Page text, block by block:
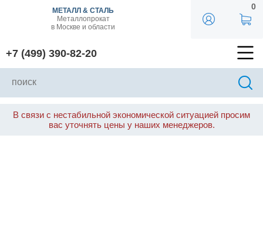
МЕТАЛЛ & СТАЛЬ
Металлопрокат
в Москве и области
+7 (499) 390-82-20
0
В связи с нестабильной экономической ситуацией просим
вас уточнять цены у наших менеджеров.